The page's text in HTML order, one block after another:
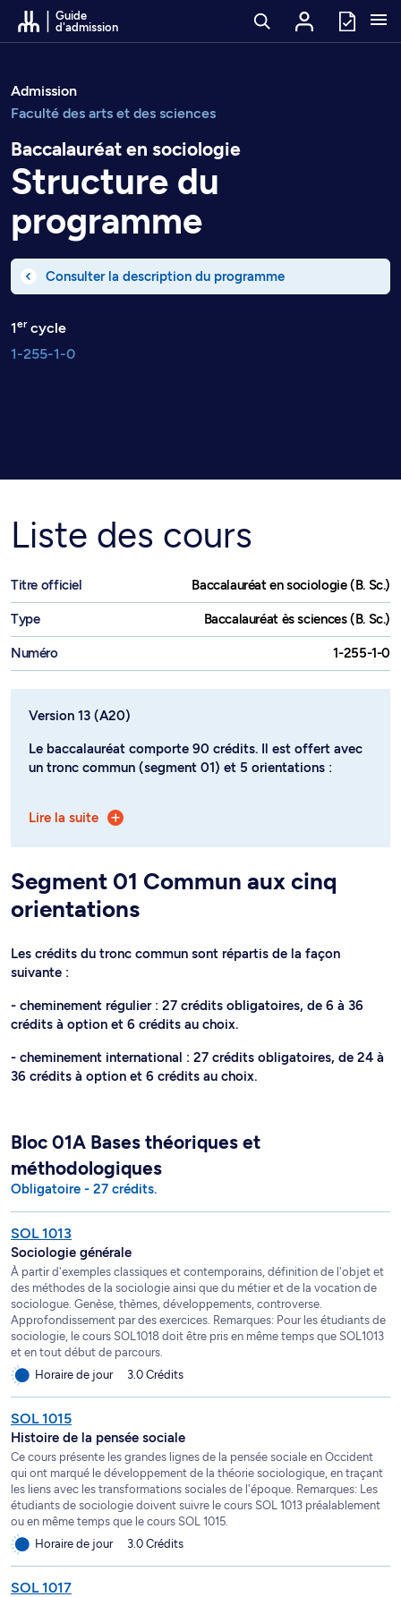
Passer au contenu
Guide
d'admission
Admission
Faculté des arts et des sciences
Baccalauréat en sociologie
Structure du
programme
Consulter la description du programme
1ercycle
1-255-1-0
Liste des cours
Titre officiel Baccalauréat en sociologie (B. Sc.)
Type Baccalauréat ès sciences (B. Sc.)
Numéro 1-255-1-0
Version 13 (A20)
Le baccalauréat comporte 90 crédits. Il est offert avec
un tronc commun (segment 01) et 5 orientations :
racisme (segment 74)
- orientation Santé et société (segment 75)
- orientation Féminismes, genres et sexualités (segment
76)
L'orientation Fondamentale comprend les segments 01
et 72 avec 27 crédits obligatoires, 57 crédits à option et
« Relations ethniques, immigration et racismes » et «
Santé et société » comprennent respectivement les
l'orientation « Féminismes, genres et sexualités »
comprend les segments 01 et 76 avec 36 crédits
obligatoires, 48 crédits à option et 6 crédits au choix.
Les étudiants suivent des cours SOL 1000 au 1
trimestre, 2000 dès le 2 trimestre et 3000 après 45
crédits du programme. Les cours obligatoires doivent
être suivis selon le cheminement prescrit.
Lire la suite
Segment 01 Commun aux cinq
orientations
Les crédits du tronc commun sont répartis de la façon
suivante :
- cheminement régulier : 27 crédits obligatoires, de 6 à 36
crédits à option et 6 crédits au choix.
- cheminement international : 27 crédits obligatoires, de 24 à
36 crédits à option et 6 crédits au choix.
Bloc 01A Bases théoriques et
méthodologiques
Obligatoire - 27 crédits.
SOL 1013
Sociologie générale
À partir d'exemples classiques et contemporains, définition de l'objet et
des méthodes de la sociologie ainsi que du métier et de la vocation de
sociologue. Genèse, thèmes, développements, controverse.
Approfondissement par des exercices. Remarques: Pour les étudiants de
sociologie, le cours SOL1018 doit être pris en même temps que SOL1013
et en tout début de parcours.
Horaire de jour
3.0 Crédits
SOL 1015
Histoire de la pensée sociale
Ce cours présente les grandes lignes de la pensée sociale en Occident
qui ont marqué le développement de la théorie sociologique, en traçant
les liens avec les transformations sociales de l'époque. Remarques: Les
étudiants de sociologie doivent suivre le cours SOL 1013 préalablement
ou en même temps que le cours SOL 1015.
Horaire de jour
3.0 Crédits
SOL 1017